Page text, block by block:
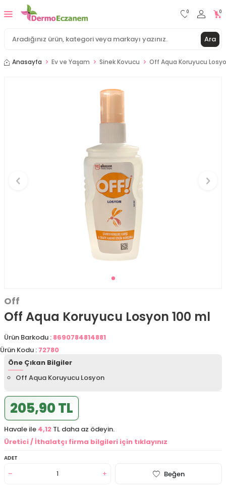
Ara
0 0
Anasayfa Ev ve Yaşam Sinek Kovucu Off Aqua Koruyucu
Off
Off Aqua Koruyucu Losyon 100 ml
Ürün Barkodu : 8690784814881
Ürün Kodu : 72780
Öne Çıkan Bilgiler
Off Aqua Koruyucu Losyon
205,90 TL
Havale ile 4,12 TL daha az ödeyin.
Üretici / İthalatçı firma bilgileri için tıklayınız
ADET
Beğen